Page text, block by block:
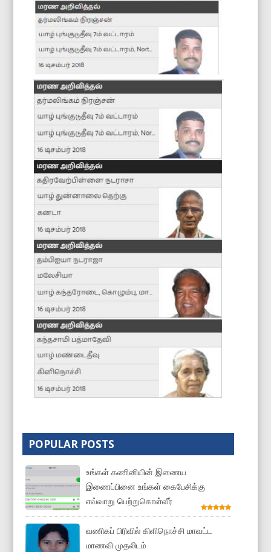
POPULAR POSTS
உங்கள் கணினியின் இணைய
இணைப்பினை உங்கள் கைபேசிக்கு
எவ்வாறு பெற்றுகொள்வீர்
வணிகப் பிரிவில் கிளிநொச்சி மாவட்ட
மாணவி முதலிடம்